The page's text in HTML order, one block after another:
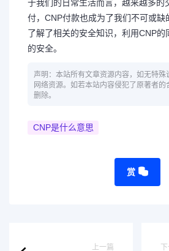
于我们的日常生活而言，越来越多的
付，CNP付款也成为了我们不可或缺
了解了相关的安全知识，利用CNP的
的安全。
声明：本站所有文章资源内容，如无特
网络资源。如若本站内容侵犯了原著者
删除。
CNP是什么意思
赏
上一篇